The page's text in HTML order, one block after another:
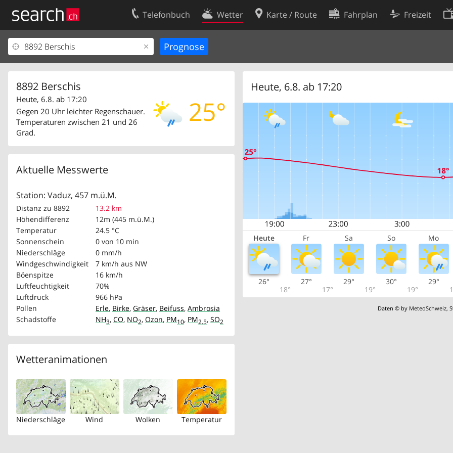
Telefonbuch Wetter Karte / Route Fahrplan Freizeit
8892 Berschis
25°
Heute, 6.8. ab 17:20
Gegen 20 Uhr leichter Regenschauer.
Temperaturen zwischen 21 und 26
Grad.
Aktuelle Messwerte
Station: Vaduz, 457 m.ü.M.
Distanz zu 8892
13.2 km
Höhendifferenz
12m (445 m.ü.M.)
Temperatur
24.5 °C
Sonnenschein
0 von 10 min
Niederschläge
0 mm/h
Windgeschwindigkeit
7 km/h aus NW
Böenspitze
16 km/h
Luftfeuchtigkeit
70%
Luftdruck
966 hPa
Pollen
Erle, Birke, Gräser, Beifuss, Ambrosia
Schadstoffe
NH3, CO, NO2, Ozon, PM10, PM2.5, SO2
Wetteranimationen
Niederschläge Wind Wolken Temperatur
Heute, 6.8. ab 17:20
Heute Fr Sa So Mo
26°
18°
27°
17°
29°
19°
30°
19°
29°
Daten © by MeteoSchweiz,
Ihr Eintrag
Kundencenter Geschäftskunden
Kontakt
Nutzungsbedingungen
Cookie-Einstellungen